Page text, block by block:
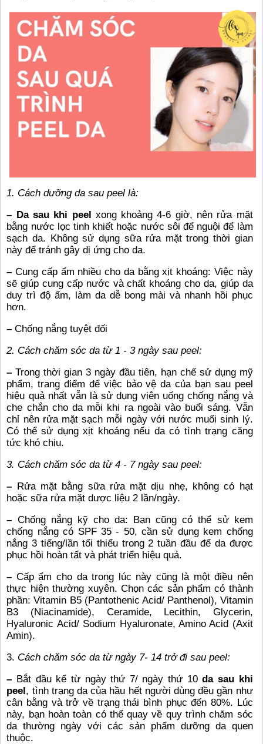
1. Cách dưỡng da sau peel là:
– Da sau khi peel xong khoảng 4-6 giờ, nên rửa mặt
bằng nước lọc tinh khiết hoặc nước sôi để nguội để làm
sạch da. Không sử dụng sữa rửa mặt trong thời gian
này để tránh gây dị ứng cho da.
–Cung cấp ẩm nhiều cho da bằng xịt khoáng: Việc này
sẽ giúp cung cấp nước và chất khoáng cho da, giúp da
duy trì độ ẩm, làm da dễ bong mài và nhanh hồi phục
hơn.
–Chống nắng tuyệt đối
2. Cách chăm sóc da từ 1 - 3 ngày sau peel:
–Trong thời gian 3 ngày đầu tiên, hạn chế sử dụng mỹ
phẩm, trang điểm để việc bảo vệ da của bạn sau peel
hiệu quả nhất vẫn là sử dụng viên uống chống nắng và
che chắn cho da mỗi khi ra ngoài vào buổi sáng. Vẫn
chỉ nên rửa mặt sạch mỗi ngày với nước muối sinh lý.
Có thể sử dụng xịt khoáng nếu da có tình trạng căng
tức khó chịu.
3. Cách chăm sóc da từ 4 - 7 ngày sau peel:
– Rửa mặt bằng sữa rửa mặt dịu nhẹ, không có hạt
hoặc sữa rửa mặt dược liệu 2 lần/ngày.
– Chống nắng kỹ cho da: Bạn cũng có thể sử kem
chống nắng có SPF 35 - 50, cần sử dụng kem chống
nắng 3 tiếng/lần tối thiểu trong 2 tuần đầu để da được
phục hồi hoàn tất và phát triển hiệu quả.
– Cấp ẩm cho da trong lúc này cũng là một điều nên
thực hiện thường xuyên. Chọn các sản phẩm có thành
phần: Vitamin B5 (Pantothenic Acid/ Panthenol), Vitamin
B3 (Niacinamide), Ceramide, Lecithin, Glycerin,
Hyaluronic Acid/ Sodium Hyaluronate, Amino Acid (Axit
Amin).
3. Cách chăm sóc da từ ngày 7- 14 trở đi sau peel:
– Bắt đầu kể từ ngày thứ 7/ ngày thứ 10da sau khi
peel, tình trạng da của hầu hết người dùng đều gần như
cân bằng và trở về trạng thái bình phục đến 80%. Lúc
này, bạn hoàn toàn có thể quay về quy trình chăm sóc
da thường ngày với các sản phẩm dưỡng da quen
thuộc.